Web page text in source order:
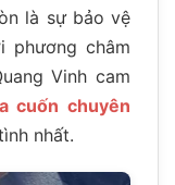
là sự bảo vệ
phương châm
Vinh cam
cuốn chuyên
nhất.